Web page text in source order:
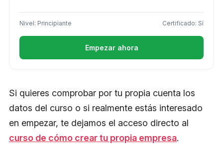
Nivel: Principiante Certificado: Sí
Empezar ahora
Si quieres comprobar por tu propia cuenta los
datos del curso o si realmente estás interesado
en empezar, te dejamos el acceso directo al
curso de cómo crear tu propia empresa.